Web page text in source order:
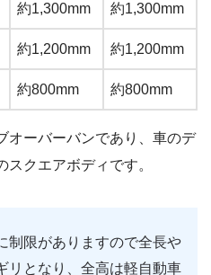
約1,300mm 約1,300mm
約1,200mm 約1,200mm
約800mm 約800mm
オーバーバンであり、車のデ
クエアボディです。
制限がありますので全長や
リとなり、全高は軽自動車